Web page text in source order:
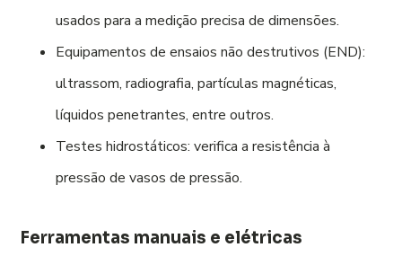
usados para a medição precisa de dimensões.
Equipamentos de ensaios não destrutivos (END):
ultrassom, radiografia, partículas magnéticas,
líquidos penetrantes, entre outros.
Testes hidrostáticos: verifica a resistência à
pressão de vasos de pressão.
Ferramentas manuais e elétricas